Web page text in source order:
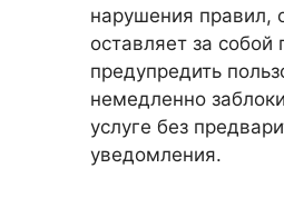
нарушения правил,
оставляет за собой
предупредить
немедленно
услуге без
уведомления.